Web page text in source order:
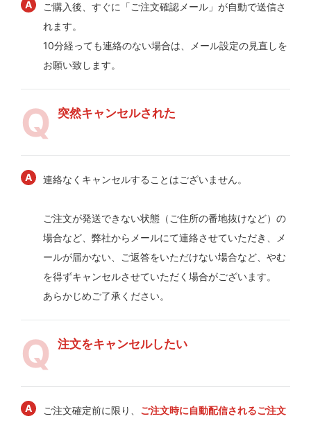
ご購入後、すぐに「ご注文確認メール」が自動で送信さ
れます。
10分経っても連絡のない場合は、メール設定の見直しを
お願い致します。
突然キャンセルされた
連絡なくキャンセルすることはございません。
ご注文が発送できない状態（ご住所の番地抜けなど）の
場合など、弊社からメールにて連絡させていただき、メ
ールが届かない、ご返答をいただけない場合など、やむ
を得ずキャンセルさせていただく場合がございます。
あらかじめご了承ください。
注文をキャンセルしたい
ご注文確定前に限り、 ご注文時に自動配信されるご注文